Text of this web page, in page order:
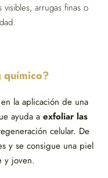
arrugas finas o
químico?
la aplicación de una
ayuda a exfoliar las
celular. De
y se consigue una piel
y joven.